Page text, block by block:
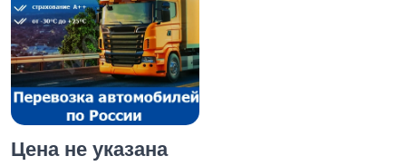
Цена не указана